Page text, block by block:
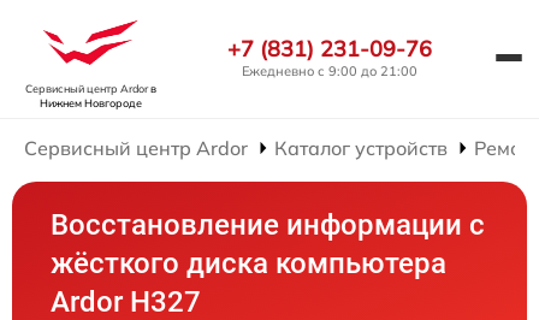
Сервисный центр Ardorв
Нижнем Новгороде
+7 (831) 231-09-76
Ежедневно с 9:00 до 21:00
Сервисный центр Ardor Каталог устройств
Восстановление информации с
жёсткого диска компьютера
Ardor H327